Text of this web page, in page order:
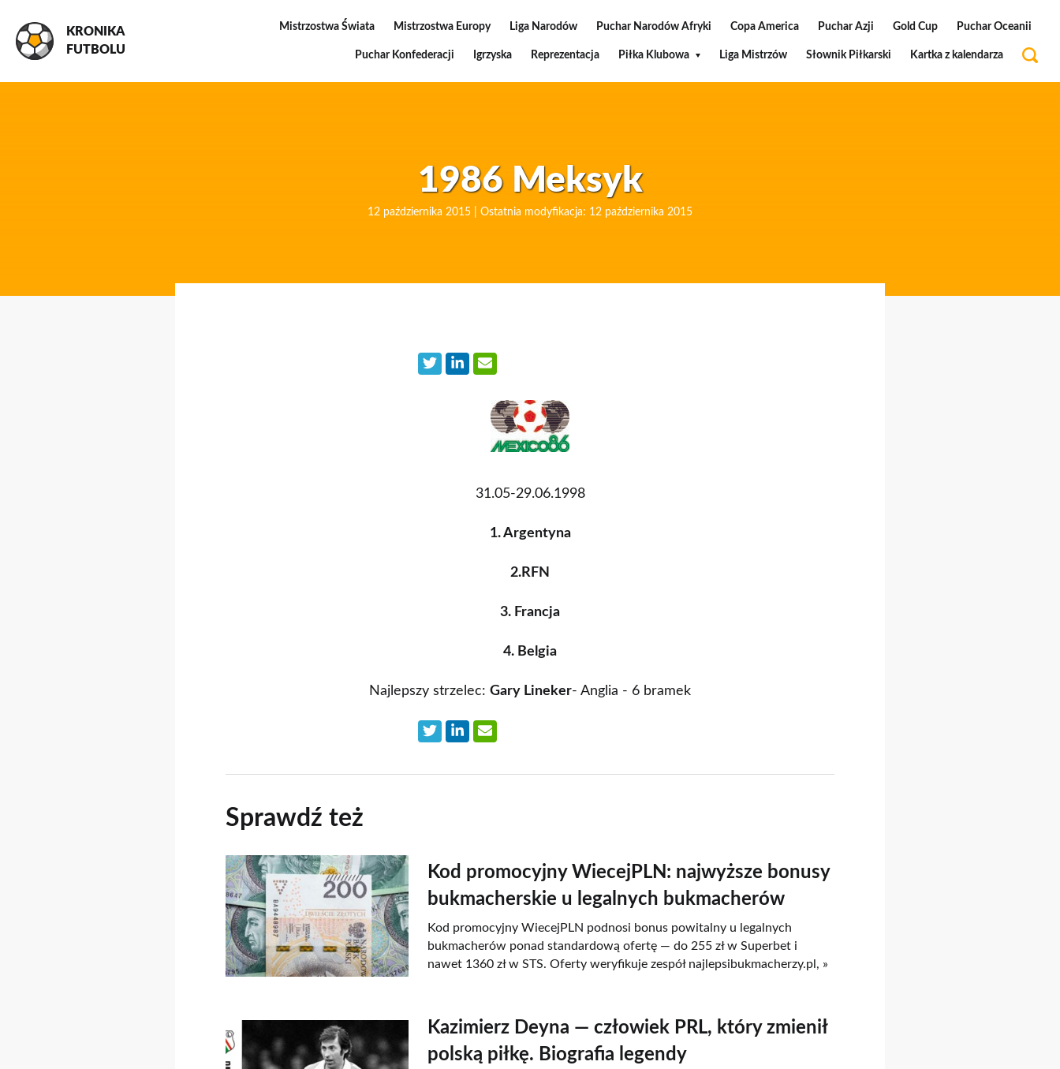
KRONIKA
FUTBOLU
Mistrzostwa Świata Mistrzostwa Europy Liga Narodów Puchar Narodów Afryki Copa America Puchar Azji Gold Cup Puchar Oceanii
Puchar Konfederacji Igrzyska Reprezentacja Piłka Klubowa Liga Mistrzów Słownik Piłkarski Kartka z kalendarza
1986 Meksyk
12 października 2015 | Ostatnia modyfikacja: 12 października 2015
31.05-29.06.1998
1. Argentyna
2.RFN
3. Francja
4. Belgia
Najlepszy strzelec: Gary Lineker- Anglia - 6 bramek
Sprawdź też
Kod promocyjny WiecejPLN: najwyższe bonusy
bukmacherskie u legalnych bukmacherów
Kod promocyjny WiecejPLN podnosi bonus powitalny u legalnych
bukmacherów ponad standardową ofertę — do 255 zł w Superbet i
nawet 1360 zł w STS. Oferty weryfikuje zespół najlepsibukmacherzy.pl, »
Kazimierz Deyna — człowiek PRL, który zmienił
polską piłkę. Biografia legendy